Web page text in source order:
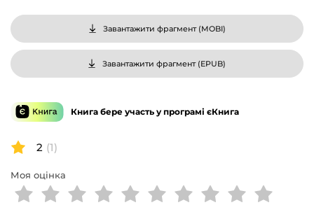
Завантажити фрагмент (MOBI)
Завантажити фрагмент (EPUB)
Книга бере участь у програмі єКнига
2 (1)
Моя оцінка